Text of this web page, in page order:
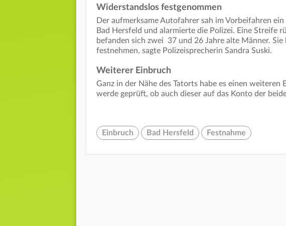
Widerstandslos festgenommen
Der aufmerksame Autofahrer sah im Vorbeifahren
Bad Hersfeld und alarmierte die Polizei. Eine Streife
befanden sich zwei 37 und 26 Jahre alte Männer.
festnehmen, sagte Polizeisprecherin Sandra Suski.
Weiterer Einbruch
Ganz in der Nähe des Tatorts habe es einen weiteren
werde geprüft, ob auch dieser auf das Konto der
Einbruch Bad Hersfeld Festnahme